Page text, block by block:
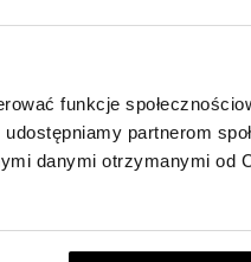
funkcje
partnerom
danymi otrzymanymi od
możesz
kokuletter :)